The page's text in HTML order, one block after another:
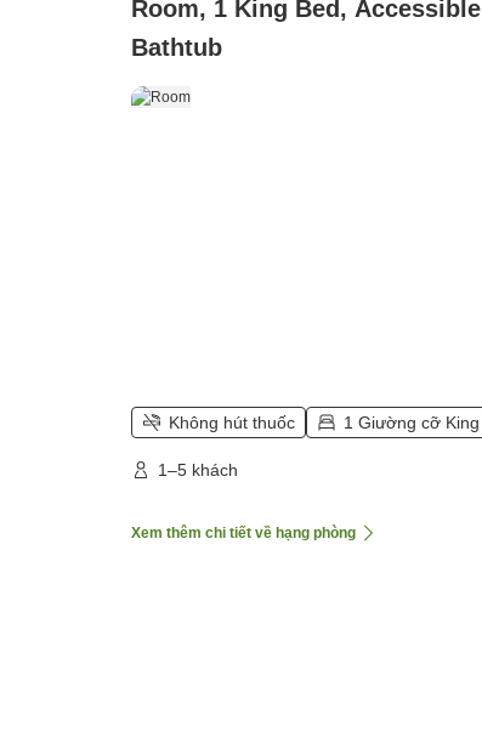
Room, 1 King Bed, Accessible
Bathtub
Không hút thuốc 1 Giường cỡ King
1–5 khách
Xem thêm chi tiết về hạng phòng